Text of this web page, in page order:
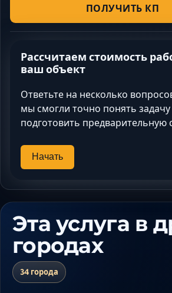
ПОЛУЧИТЬ КП
Рассчитаем стоимость
ваш объект
Ответьте на несколько
мы смогли точно понять задачу
подготовить предварительную
Начать
Эта услуга в
городах
34 города